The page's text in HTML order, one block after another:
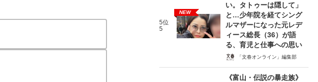
5位
5
NEW
い。タトゥーは隠して」
と…少年院を経てシング
ルマザーになった元レデ
ィース総長（36）が語
る、育児と仕事への思い
「文春オンライン」編集部
《富山・伝説の暴走族》